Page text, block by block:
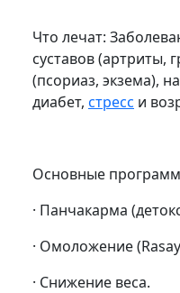
Что лечат:
суставов
(псориаз, экзема),
диабет, стресс и
Основные
· Панчакарма
· Омоложение
· Снижение веса.